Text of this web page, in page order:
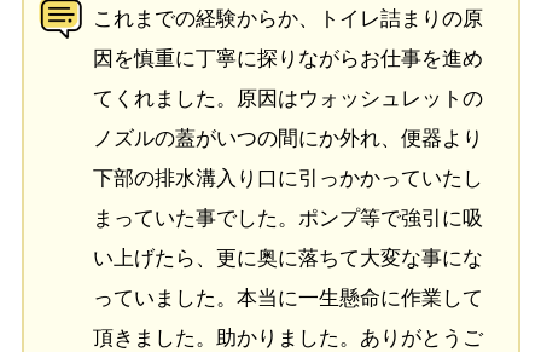
これまでの経験からか、トイレ詰まりの原
因を慎重に丁寧に探りながらお仕事を進め
てくれました。原因はウォッシュレットの
ノズルの蓋がいつの間にか外れ、便器より
下部の排水溝入り口に引っかかっていたし
まっていた事でした。ポンプ等で強引に吸
い上げたら、更に奥に落ちて大変な事にな
っていました。本当に一生懸命に作業して
頂きました。助かりました。ありがとうご